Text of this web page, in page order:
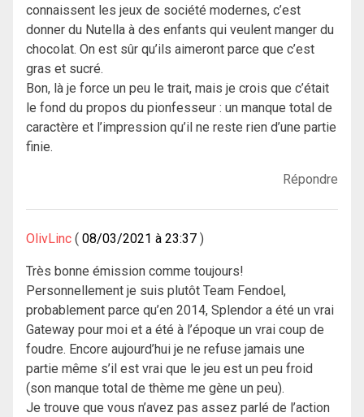
connaissent les jeux de société modernes, c’est
donner du Nutella à des enfants qui veulent manger du
chocolat. On est sûr qu’ils aimeront parce que c’est
gras et sucré.
Bon, là je force un peu le trait, mais je crois que c’était
le fond du propos du pionfesseur : un manque total de
caractère et l’impression qu’il ne reste rien d’une partie
finie.
Répondre
OlivLinc 08/03/2021 à 23:37
Très bonne émission comme toujours!
Personnellement je suis plutôt Team Fendoel,
probablement parce qu’en 2014, Splendor a été un vrai
Gateway pour moi et a été à l’époque un vrai coup de
foudre. Encore aujourd’hui je ne refuse jamais une
partie même s’il est vrai que le jeu est un peu froid
(son manque total de thème me gène un peu).
Je trouve que vous n’avez pas assez parlé de l’action